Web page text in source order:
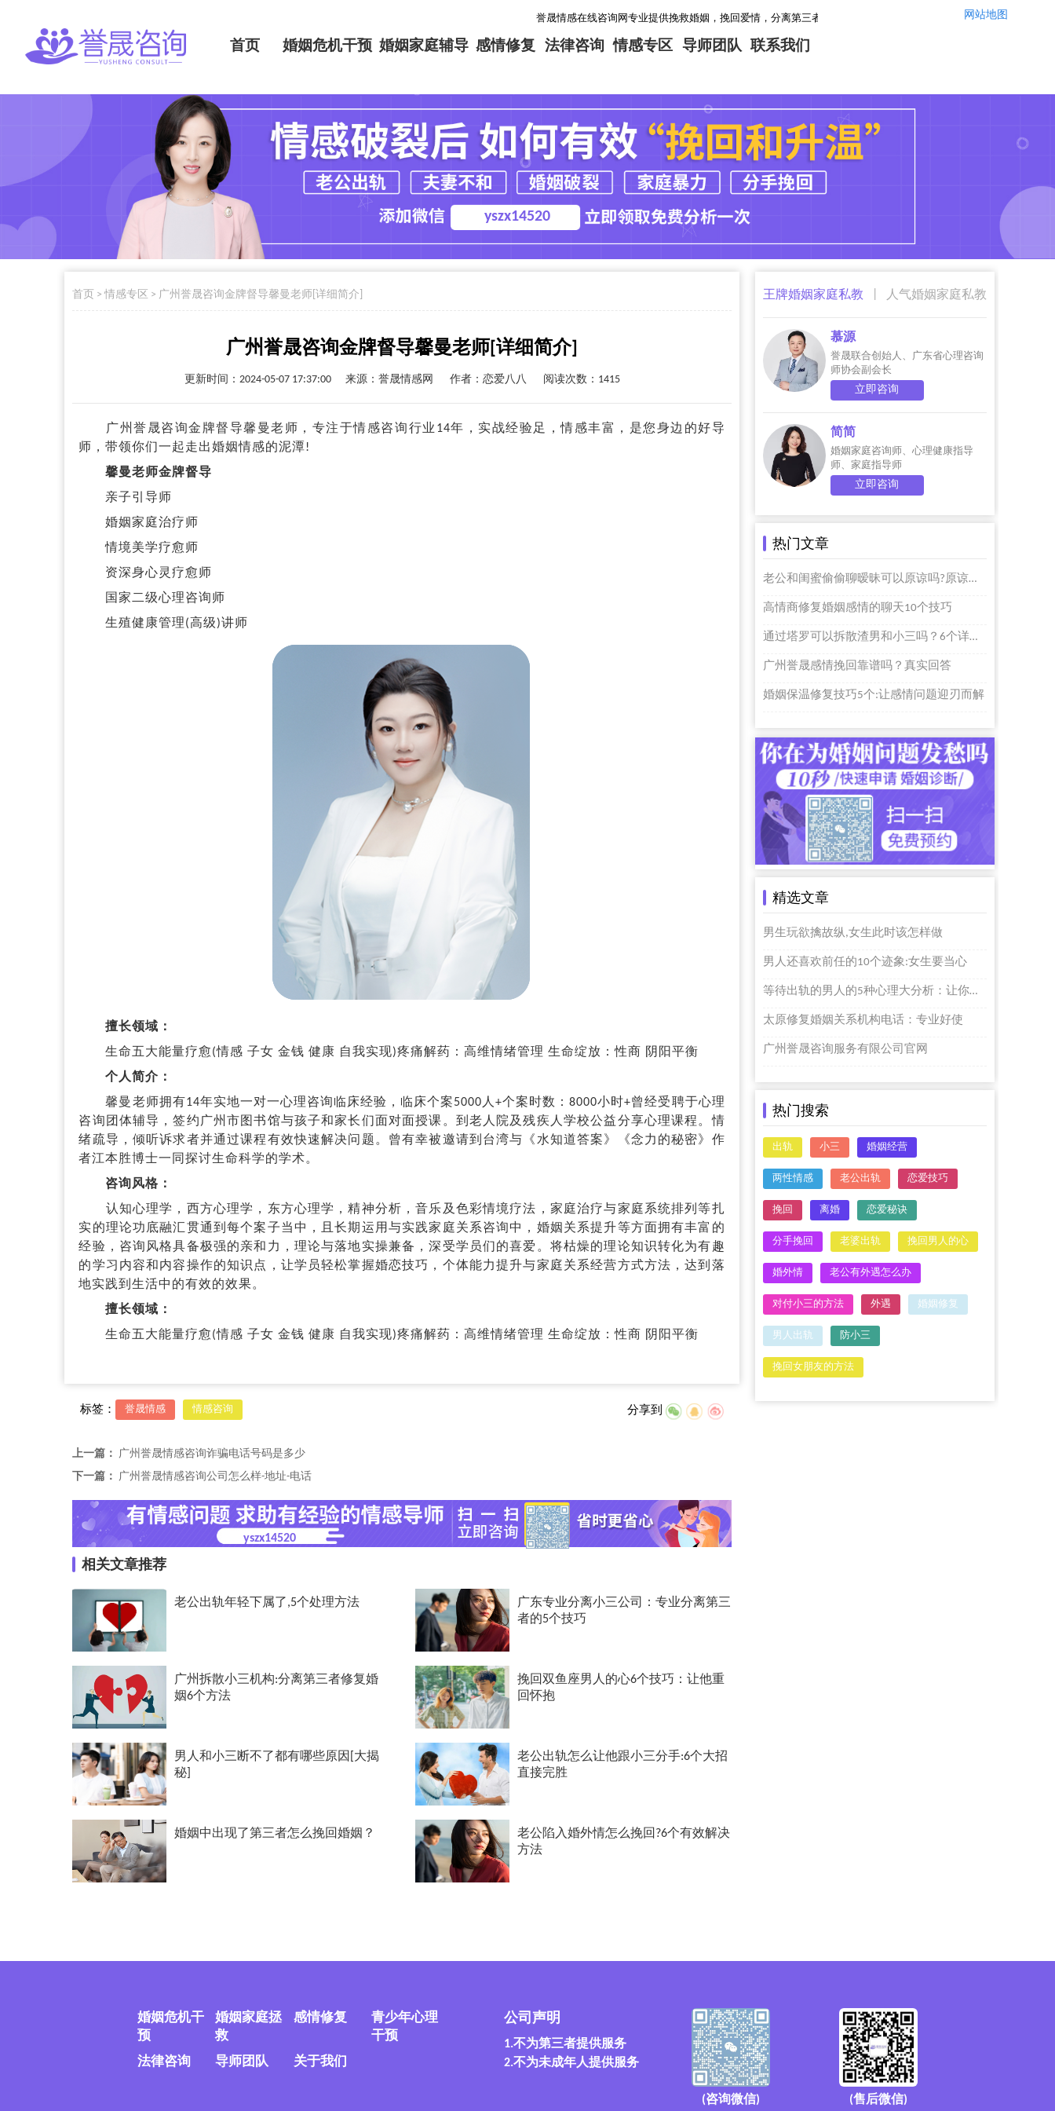
誉晟情感在线咨询网专业提供挽救婚姻，挽回爱情，分离第三者，感情修复，让你们的婚姻感情重回幸福！情感咨询微信
网站地图
首页 婚姻危机干预 婚姻家庭辅导 感情修复 法律咨询 情感专区 导师团队 联系我们
yszx14520
首页 > 情感专区 > 广州誉晟咨询金牌督导馨曼老师[详细简介]
广州誉晟咨询金牌督导馨曼老师[详细简介]
更新时间：2024-05-07 17:37:00 来源：誉晟情感网 作者： 恋爱八八 阅读次数：1415
广州誉晟咨询金牌督导馨曼老师，专注于情感咨询行业14年，实战经验足，情感丰富，是您身边的好导
师，带领你们一起走出婚姻情感的泥潭!
馨曼老师金牌督导
亲子引导师
婚姻家庭治疗师
情境美学疗愈师
资深身心灵疗愈师
国家二级心理咨询师
生殖健康管理(高级)讲师
擅长领域：
生命五大能量疗愈(情感 子女 金钱 健康 自我实现)疼痛解药：高维情绪管理 生命绽放：性商 阴阳平衡
个人简介：
馨曼老师拥有14年实地一对一心理咨询临床经验，临床个案5000人+个案时数：8000小时+曾经受聘于心理
咨询团体辅导，签约广州市图书馆与孩子和家长们面对面授课。到老人院及残疾人学校公益分享心理课程。情
绪疏导，倾听诉求者并通过课程有效快速解决问题。曾有幸被邀请到台湾与《水知道答案》《念力的秘密》作
者江本胜博士一同探讨生命科学的学术。
咨询风格：
认知心理学，西方心理学，东方心理学，精神分析，音乐及色彩情境疗法，家庭治疗与家庭系统排列等扎
实的理论功底融汇贯通到每个案子当中，且长期运用与实践家庭关系咨询中，婚姻关系提升等方面拥有丰富的
经验，咨询风格具备极强的亲和力，理论与落地实操兼备，深受学员们的喜爱。将枯燥的理论知识转化为有趣
的学习内容和内容操作的知识点，让学员轻松掌握婚恋技巧，个体能力提升与家庭关系经营方式方法，达到落
地实践到生活中的有效的效果。
擅长领域：
生命五大能量疗愈(情感 子女 金钱 健康 自我实现)疼痛解药：高维情绪管理 生命绽放：性商 阴阳平衡
王牌婚姻家庭私教 人气婚姻家庭私教
慕源
誉晟联合创始人、广东省心理咨询
师协会副会长
立即咨询
简简
婚姻家庭咨询师、心理健康指导
师、家庭指导师
立即咨询
热门文章
老公和闺蜜偷偷聊暧昧可以原谅吗?原谅个屁啊
高情商修复婚姻感情的聊天10个技巧
通过塔罗可以拆散渣男和小三吗？6个详细步骤的
广州誉晟感情挽回靠谱吗？真实回答
婚姻保温修复技巧5个:让感情问题迎刃而解
精选文章
男生玩欲擒故纵,女生此时该怎样做
男人还喜欢前任的10个迹象:女生要当心
等待出轨的男人的5种心理大分析：让你凝视自己的内心
太原修复婚姻关系机构电话：专业好使
广州誉晟咨询服务有限公司官网
热门搜索
出轨 小三 婚姻经营
两性情感 老公出轨 恋爱技巧
挽回 离婚 恋爱秘诀
分手挽回 老婆出轨 挽回男人的心
婚外情 老公有外遇怎么办
对付小三的方法 外遇 婚姻修复
男人出轨 防小三
挽回女朋友的方法
标签： 誉晟情感 情感咨询 分享到
上一篇： 广州誉晟情感咨询诈骗电话号码是多少
下一篇： 广州誉晟情感咨询公司怎么样-地址-电话
yszx14520
相关文章推荐
老公出轨年轻下属了,5个处理方法
广东专业分离小三公司：专业分离第三
者的5个技巧
广州拆散小三机构:分离第三者修复婚
姻6个方法
挽回双鱼座男人的心6个技巧：让他重
回怀抱
男人和小三断不了都有哪些原因[大揭
秘]
老公出轨怎么让他跟小三分手:6个大招
直接完胜
婚姻中出现了第三者怎么挽回婚姻？
老公陷入婚外情怎么挽回?6个有效解决
方法
婚姻危机干
预
婚姻家庭拯
救
感情修复
青少年心理
干预
法律咨询
导师团队 关于我们
公司声明
1.不为第三者提供服务
2.不为未成年人提供服务
(咨询微信) (售后微信)